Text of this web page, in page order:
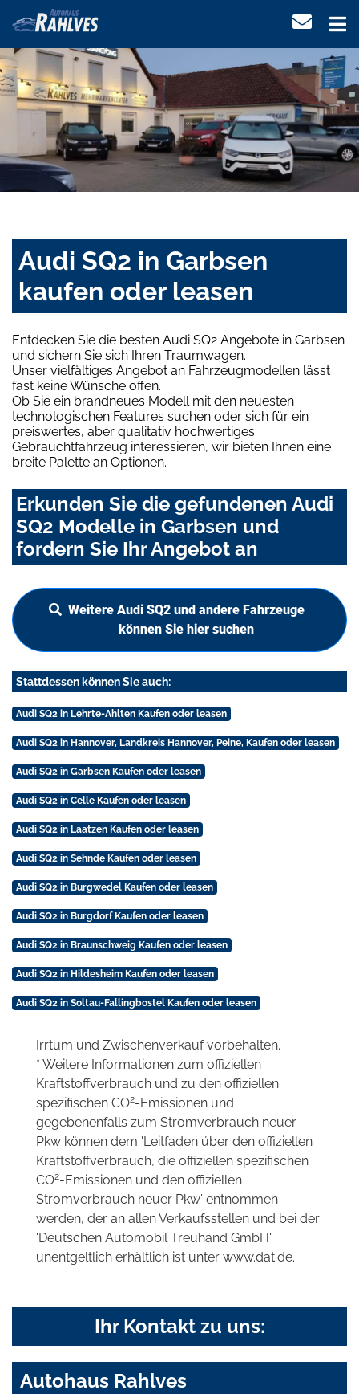
Audi SQ2 in Garbsen
kaufen oder leasen
Entdecken Sie die besten Audi SQ2 Angebote in Garbsen
und sichern Sie sich Ihren Traumwagen.
Unser vielfältiges Angebot an Fahrzeugmodellen lässt
fast keine Wünsche offen.
Ob Sie ein brandneues Modell mit den neuesten
technologischen Features suchen oder sich für ein
preiswertes, aber qualitativ hochwertiges
Gebrauchtfahrzeug interessieren, wir bieten Ihnen eine
breite Palette an Optionen.
Erkunden Sie die gefundenen Audi
SQ2 Modelle in Garbsen und
fordern Sie Ihr Angebot an
Weitere Audi SQ2 und andere Fahrzeuge
können Sie hier suchen
Stattdessen können Sie auch:
Audi SQ2 in Lehrte-Ahlten Kaufen oder leasen
Audi SQ2 in Hannover, Landkreis Hannover, Peine, Kaufen oder leasen
Audi SQ2 in Garbsen Kaufen oder leasen
Audi SQ2 in Celle Kaufen oder leasen
Audi SQ2 in Laatzen Kaufen oder leasen
Audi SQ2 in Sehnde Kaufen oder leasen
Audi SQ2 in Burgwedel Kaufen oder leasen
Audi SQ2 in Burgdorf Kaufen oder leasen
Audi SQ2 in Braunschweig Kaufen oder leasen
Audi SQ2 in Hildesheim Kaufen oder leasen
Audi SQ2 in Soltau-Fallingbostel Kaufen oder leasen
Irrtum und Zwischenverkauf vorbehalten.
* Weitere Informationen zum offiziellen
Kraftstoffverbrauch und zu den offiziellen
spezifischen CO2-Emissionen und
gegebenenfalls zum Stromverbrauch neuer
Pkw können dem 'Leitfaden über den offiziellen
Kraftstoffverbrauch, die offiziellen spezifischen
CO2-Emissionen und den offiziellen
Stromverbrauch neuer Pkw' entnommen
werden, der an allen Verkaufsstellen und bei der
'Deutschen Automobil Treuhand GmbH'
unentgeltlich erhältlich ist unter www.dat.de.
Ihr Kontakt zu uns:
Autohaus Rahlves